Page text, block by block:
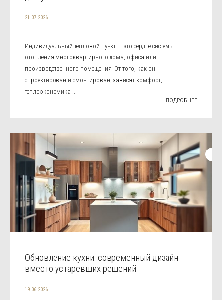
21.07.2026
Индивидуальный тепловой пункт — это сердце системы
отопления многоквартирного дома, офиса или
производственного помещения. От того, как он
спроектирован и смонтирован, зависят комфорт,
теплоэкономика ...
ПОДРОБНЕЕ
Обновление кухни: современный дизайн
вместо устаревших решений
19.06.2026